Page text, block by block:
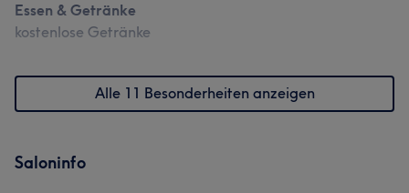
Essen & Getränke
kostenlose Getränke
Alle 11 Besonderheiten anzeigen
Saloninfo